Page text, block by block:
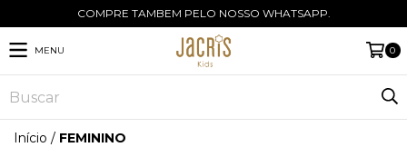
COMPRE TAMBEM PELO NOSSO WHATSAPP.
MENU 0
Início / FEMININO